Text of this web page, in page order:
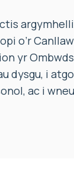
o’r
yr
dysgu, i
ac i